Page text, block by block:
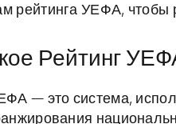
рейтинга УЕФА, чтобы
Рейтинг
— это система,